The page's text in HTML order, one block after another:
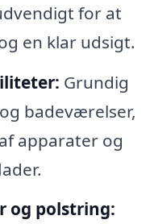
for at
en klar udsigt.
Grundig
badeværelser,
apparater og
og polstring: